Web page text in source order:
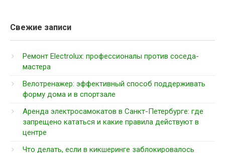
Свежие записи
Ремонт Electrolux: профессионалы против соседа-
мастера
Велотренажер: эффективный способ поддерживать
форму дома и в спортзале
Аренда электросамокатов в Санкт-Петербурге: где
запрещено кататься и какие правила действуют в
центре
Что делать, если в кикшеринге заблокировалось